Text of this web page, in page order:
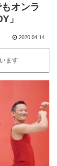
オンラ
」
2020.04.14
ます